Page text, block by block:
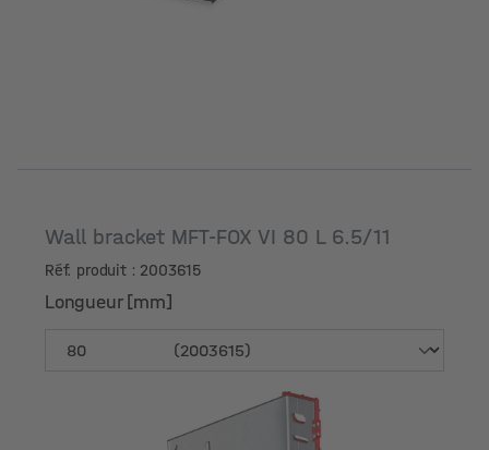
Wall bracket MFT-FOX VI 80 L 6.5/11
Réf. produit : 2003615
Longueur [mm]